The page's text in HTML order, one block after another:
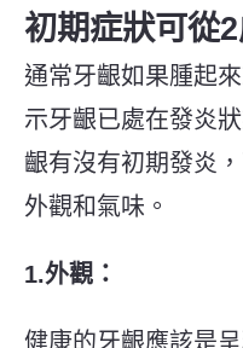
初期症狀可從
通常牙齦如果腫起
示牙齦已處在發炎
齦有沒有初期發炎
外觀和氣味。
1.外觀：
健康的牙齦應該是